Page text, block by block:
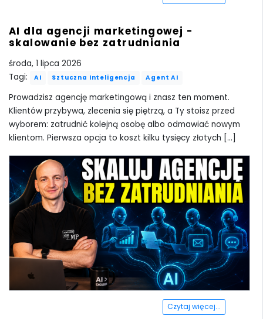
AI dla agencji marketingowej -
skalowanie bez zatrudniania
środa, 1 lipca 2026
Tagi:
AI Sztuczna Inteligencja Agent AI
Prowadzisz agencję marketingową i znasz ten moment.
Klientów przybywa, zlecenia się piętrzą, a Ty stoisz przed
wyborem: zatrudnić kolejną osobę albo odmawiać nowym
klientom. Pierwsza opcja to koszt kilku tysięcy złotych [...]
Czytaj więcej...